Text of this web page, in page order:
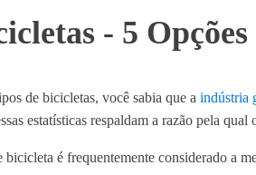
- 5
de bicicletas, você sabia que a indústria
estatísticas respaldam a razão pela
é frequentemente considerado a